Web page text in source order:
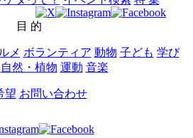
目 的
メ ボランティア 動物 子ども 学び
自然・植物 運動 音楽
望 お問い合わせ